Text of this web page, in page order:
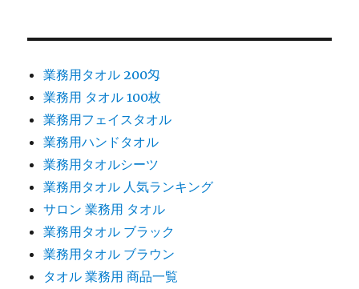
業務用タオル 200匁
業務用 タオル 100枚
業務用フェイスタオル
業務用ハンドタオル
業務用タオルシーツ
業務用タオル 人気ランキング
サロン 業務用 タオル
業務用タオル ブラック
業務用タオル ブラウン
タオル 業務用 商品一覧